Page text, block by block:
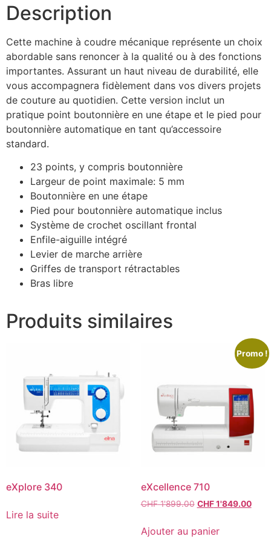
Description
Cette machine à coudre mécanique représente un choix
abordable sans renoncer à la qualité ou à des fonctions
importantes. Assurant un haut niveau de durabilité, elle
vous accompagnera fidèlement dans vos divers projets
de couture au quotidien. Cette version inclut un
pratique point boutonnière en une étape et le pied pour
boutonnière automatique en tant qu’accessoire
standard.
23 points, y compris boutonnière
Largeur de point maximale: 5 mm
Boutonnière en une étape
Pied pour boutonnière automatique inclus
Système de crochet oscillant frontal
Enfile-aiguille intégré
Levier de marche arrière
Griffes de transport rétractables
Bras libre
Produits similaires
eXplore 340
Lire la suite
Promo !
eXcellence 710
CHF1'899.00 CHF1'849.00
Ajouter au panier